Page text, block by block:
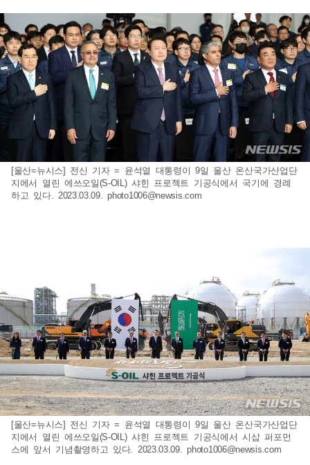
[울산=뉴시스] 전신 기자 = 윤석열 대통령이 9일 울산 온산국가산업단
지에서 열린 에쓰오일(S-OIL) 샤힌 프로젝트 기공식에서 국기에 경례
하고 있다. 2023.03.09.photo1006@newsis.com
[울산=뉴시스] 전신 기자 = 윤석열 대통령이 9일 울산 온산국가산업단
지에서 열린 에쓰오일(S-OIL) 샤힌 프로젝트 기공식에서 시삽 퍼포먼
스에 앞서 기념촬영하고 있다. 2023.03.09.photo1006@newsis.com